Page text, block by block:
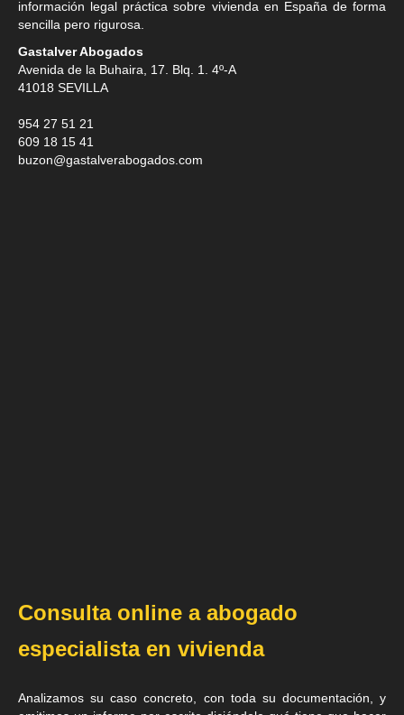
información legal práctica sobre vivienda en España de forma
sencilla pero rigurosa.
Gastalver Abogados
Avenida de la Buhaira, 17. Blq. 1. 4º-A
41018 SEVILLA
954 27 51 21
609 18 15 41
buzon@gastalverabogados.com
Consulta online a abogado
especialista en vivienda
Analizamos su caso concreto, con toda su documentación, y